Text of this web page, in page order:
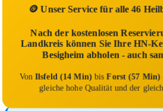
🪙 Unser Service für alle 46
Nach der kostenlosen
Landkreis können Sie Ihre HN-
Besigheim abholen - auch
VonIlsfeld (14 Min) bisForst (57 Min)
gleiche hohe Qualität und der